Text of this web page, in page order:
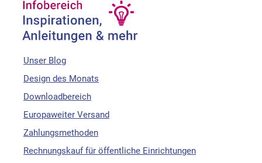
Unser Blog
Design des Monats
Downloadbereich
Europaweiter Versand
Zahlungsmethoden
Rechnungskauf für öffentliche Einrichtungen